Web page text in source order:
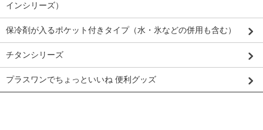
インシリーズ）
保冷剤が入るポケット付きタイプ（水・氷などの併用も含む）
チタンシリーズ
プラスワンでちょっといいね 便利グッズ